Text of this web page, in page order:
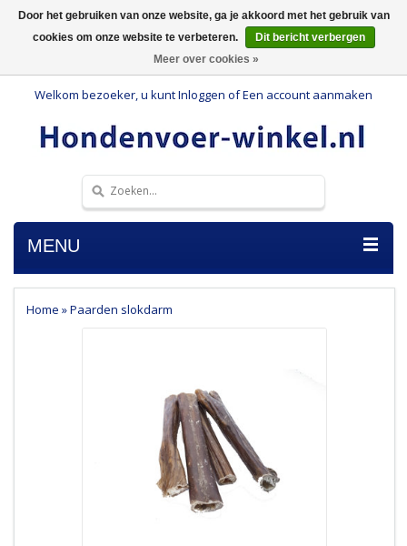
Welkom bezoeker, u kuntInloggen ofEen account aanmaken
MENU
Home »Paarden slokdarm
Door het gebruiken van onze website, ga je akkoord met het gebruik van
cookies om onze website te verbeteren.
Dit bericht verbergen
Meer over cookies »